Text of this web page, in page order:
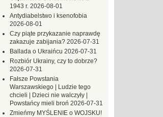
1943 r. 2026-08-01
Antydiabelstwo i ksenofobia
2026-08-01
Czy piąte przykazanie naprawdę
zakazuje zabijania? 2026-07-31
Ballada o Ukraińcu 2026-07-31
Rozbiór Ukrainy, czy to dobrze?
2026-07-31
Fałsze Powstania
Warszawskiego | Ludzie tego
chcieli | Dzieci nie walczyły |
Powstańcy mieli broń 2026-07-31
Zmieńmy MYŚLENIE o WOJSKU!